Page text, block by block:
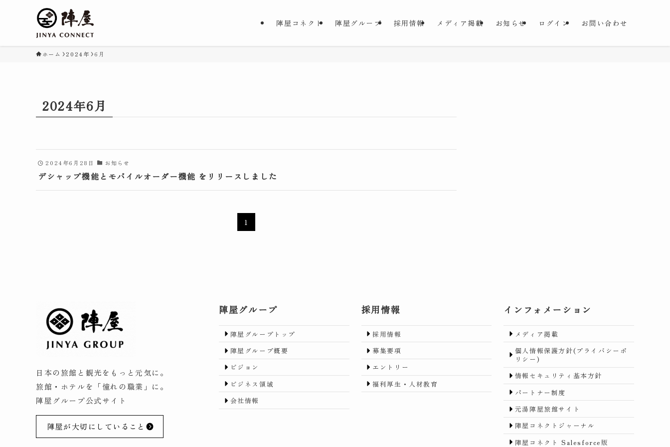
陣屋コネクト 陣屋グループ 採用情報 メディア掲載 お知らせ ログイン お問い合わせ
ホーム 2024年 6月
2024年6月
2024年6月28日 お知らせ
デシャップ機能とモバイルオーダー機能 をリリースしました
1
日本の旅館と観光をもっと元気に。
旅館・ホテルを「憧れの職業」に。
陣屋グループ公式サイト
陣屋が大切にしていること
陣屋グループ
陣屋グループトップ
陣屋グループ概要
ビジョン
ビジネス領域
会社情報
採用情報
採用情報
募集要項
エントリー
福利厚生・人材教育
インフォメーション
メディア掲載
個人情報保護方針(プライバシーポ
リシー)
情報セキュリティ基本方針
パートナー制度
元湯陣屋旅館サイト
陣屋コネクトジャーナル
陣屋コネクト Salesforce版